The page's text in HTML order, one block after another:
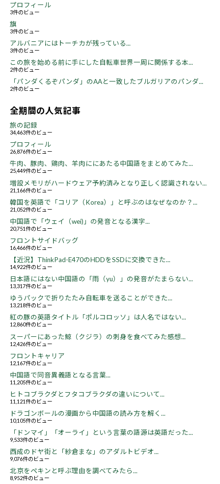
プロフィール
3件のビュー
旗
3件のビュー
アルバニアにはトーチカが残っている...
3件のビュー
この旅を始める前に手にした自転車世界一周に関係する本...
2件のビュー
「パンダくるぞパンダ」のAAと一致したブルガリアのパンダ...
2件のビュー
全期間の人気記事
旅の記録
34,463件のビュー
プロフィール
26,876件のビュー
牛肉、豚肉、鶏肉、羊肉ににあたる中国語をまとめてみた...
25,449件のビュー
増設メモリがハードウェア予約済みとなり正しく認識されない...
21,166件のビュー
韓国を英語で「コリア（Korea）」と呼ぶのはなぜなのか？...
21,052件のビュー
中国語で「ウェイ（wei)」の発音となる漢字...
20,751件のビュー
フロントサイドバッグ
16,466件のビュー
【近況】ThinkPad-E470のHDDをSSDに交換できた...
14,922件のビュー
日本語にはない中国語の「雨（yu）」の発音がたまらない...
13,317件のビュー
ゆうパックで折りたたみ自転車を送ることができた...
13,218件のビュー
紅の豚の英語タイトル「ポルコロッソ」は人名ではない...
12,860件のビュー
スーパーにあった鯨（クジラ）の刺身を食べてみた感想...
12,426件のビュー
フロントキャリア
12,167件のビュー
中国語で同音異義語となる言葉...
11,205件のビュー
ヒトコブラクダとフタコブラクダの違いについて...
11,121件のビュー
ドラゴンボールの漫画から中国語の読み方を解く...
10,105件のビュー
「ドンマイ」「オーライ」という言葉の語源は英語だった...
9,533件のビュー
西成のドヤ街と「紗倉まな」のアダルトビデオ...
9,076件のビュー
北京をペキンと呼ぶ理由を調べてみたら...
8,952件のビュー